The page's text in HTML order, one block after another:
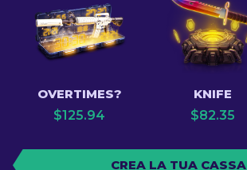
OVERTIMES?
$125.94
KNIFE
$82.35
CREA LA TUA CASSA